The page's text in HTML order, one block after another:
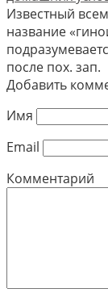
Известный
название
после пох. зап.
Добавить
Имя
Email
Комментарий